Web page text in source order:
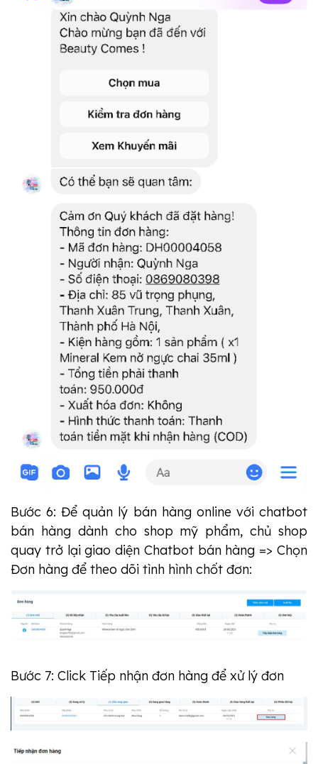
Bước 6: Đểquản lý bán hàng online với chatbot
bán hàng dành cho shop mỹ phẩm, chủ shop
quay trở lại giao diện Chatbot bán hàng => Chọn
Đơn hàng để theo dõi tình hình chốt đơn:
Bước 7: Click Tiếp nhận đơn hàng để xử lý đơn